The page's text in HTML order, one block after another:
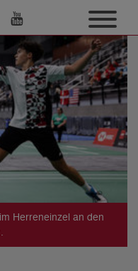
Herreneinzel an den